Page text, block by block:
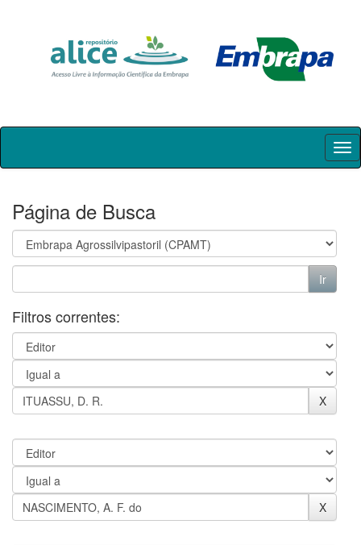
Skip
Página de Busca
Filtros correntes: